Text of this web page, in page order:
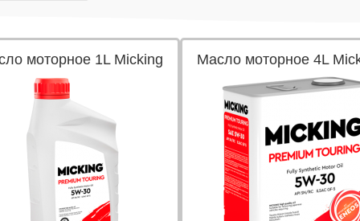
моторное 1L Micking Масло моторное 4L